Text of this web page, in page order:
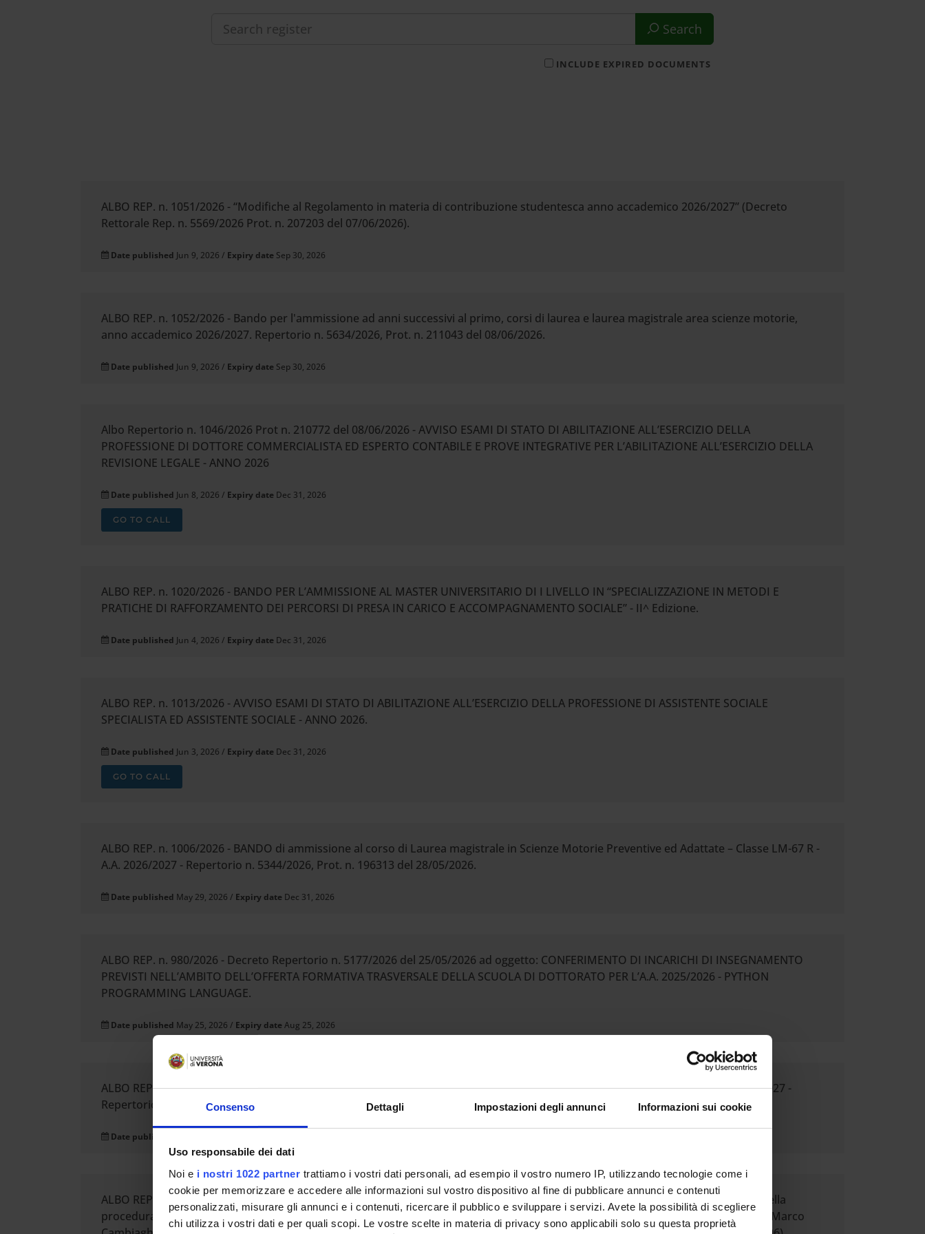
Consenso Dettagli Impostazioni degli annunci Informazioni sui cookie
Uso responsabile dei dati
Noi e i nostri 1022 partner trattiamo i vostri dati personali, ad esempio il vostro numero IP, utilizzando tecnologie come i
cookie per memorizzare e accedere alle informazioni sul vostro dispositivo al fine di pubblicare annunci e contenuti
personalizzati, misurare gli annunci e i contenuti, ricercare il pubblico e sviluppare i servizi. Avete la possibilità di scegliere
chi utilizza i vostri dati e per quali scopi. Le vostre scelte in materia di privacy sono applicabili solo su questa proprietà
Search
INCLUDE EXPIRED DOCUMENTS
ALBO REP. n. 1051/2026 - “Modifiche al Regolamento in materia di contribuzione studentesca anno accademico 2026/2027” (Decreto
Rettorale Rep. n. 5569/2026 Prot. n. 207203 del 07/06/2026).
Date published Jun 9, 2026 / Expiry date Sep 30, 2026
ALBO REP. n. 1052/2026 - Bando per l'ammissione ad anni successivi al primo, corsi di laurea e laurea magistrale area scienze motorie,
anno accademico 2026/2027. Repertorio n. 5634/2026, Prot. n. 211043 del 08/06/2026.
Date published Jun 9, 2026 / Expiry date Sep 30, 2026
Albo Repertorio n. 1046/2026 Prot n. 210772 del 08/06/2026 - AVVISO ESAMI DI STATO DI ABILITAZIONE ALL’ESERCIZIO DELLA
PROFESSIONE DI DOTTORE COMMERCIALISTA ED ESPERTO CONTABILE E PROVE INTEGRATIVE PER L’ABILITAZIONE ALL’ESERCIZIO DELLA
REVISIONE LEGALE - ANNO 2026
Date published Jun 8, 2026 / Expiry date Dec 31, 2026
GO TO CALL
ALBO REP. n. 1020/2026 - BANDO PER L’AMMISSIONE AL MASTER UNIVERSITARIO DI I LIVELLO IN “SPECIALIZZAZIONE IN METODI E
PRATICHE DI RAFFORZAMENTO DEI PERCORSI DI PRESA IN CARICO E ACCOMPAGNAMENTO SOCIALE” - II^ Edizione.
Date published Jun 4, 2026 / Expiry date Dec 31, 2026
ALBO REP. n. 1013/2026 - AVVISO ESAMI DI STATO DI ABILITAZIONE ALL’ESERCIZIO DELLA PROFESSIONE DI ASSISTENTE SOCIALE
SPECIALISTA ED ASSISTENTE SOCIALE - ANNO 2026.
Date published Jun 3, 2026 / Expiry date Dec 31, 2026
GO TO CALL
ALBO REP. n. 1006/2026 - BANDO di ammissione al corso di Laurea magistrale in Scienze Motorie Preventive ed Adattate – Classe LM-67 R -
A.A. 2026/2027 - Repertorio n. 5344/2026, Prot. n. 196313 del 28/05/2026.
Date published May 29, 2026 / Expiry date Dec 31, 2026
ALBO REP. n. 980/2026 - Decreto Repertorio n. 5177/2026 del 25/05/2026 ad oggetto: CONFERIMENTO DI INCARICHI DI INSEGNAMENTO
PREVISTI NELL’AMBITO DELL’OFFERTA FORMATIVA TRASVERSALE DELLA SCUOLA DI DOTTORATO PER L’A.A. 2025/2026 - PYTHON
PROGRAMMING LANGUAGE.
Date published May 25, 2026 / Expiry dateAug 25, 2026
ALBO REP. n. 956/2026 - BANDO di ammissione al corso di laurea magistrale in Scienze Pedagogiche (Classe LM-85 R) - AA 2026/2027 -
Repertorio n. 5040/2026, Prot. n. 188908 del 18/05/2026.
Date published
ALBO REP. n. 942/2026 - D.R. Rep. n. 4859/2026 – Prot. n. 185767 del 13 maggio 2026 – di accertamento della regolarità degli atti della
procedura di valutazione ai sensi dell’art. 24 comma 5 Legge 240/2010 per il passaggio nel ruolo dei Professori Associati del dott. Marco